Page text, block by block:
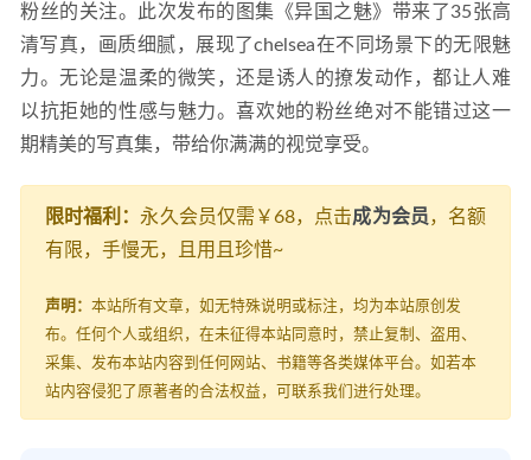
粉丝的关注。此次发布的图集《异国之魅》带来了35张高
清写真，画质细腻，展现了chelsea在不同场景下的无限魅
力。无论是温柔的微笑，还是诱人的撩发动作，都让人难
以抗拒她的性感与魅力。喜欢她的粉丝绝对不能错过这一
期精美的写真集，带给你满满的视觉享受。
限时福利： 永久会员仅需￥68，点击成为会员，名额
有限，手慢无，且用且珍惜~
声明： 本站所有文章，如无特殊说明或标注，均为本站原创发
布。任何个人或组织，在未征得本站同意时，禁止复制、盗用、
采集、发布本站内容到任何网站、书籍等各类媒体平台。如若本
站内容侵犯了原著者的合法权益，可联系我们进行处理。